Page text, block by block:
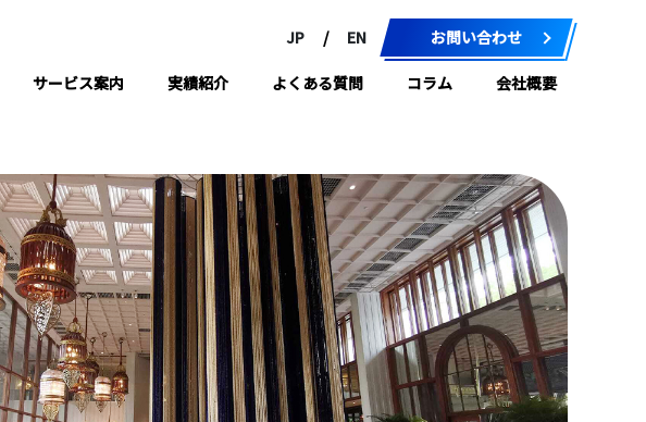
JP / EN お問い合わせ
サービス案内 実績紹介 よくある質問 コラム 会社概要